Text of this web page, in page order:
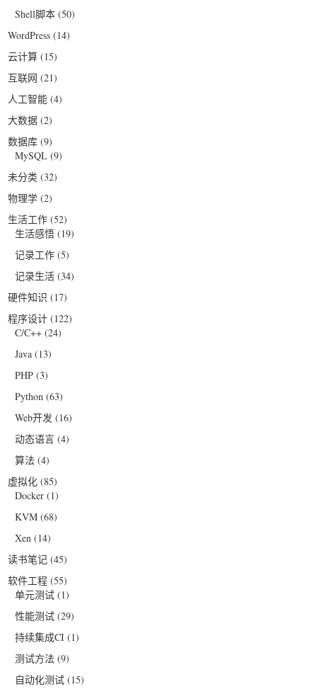
Shell脚本 (50)
WordPress (14)
云计算 (15)
互联网 (21)
人工智能 (4)
大数据 (2)
数据库 (9)
MySQL (9)
未分类 (32)
物理学 (2)
生活工作 (52)
生活感悟 (19)
记录工作 (5)
记录生活 (34)
硬件知识 (17)
程序设计 (122)
C/C++ (24)
Java (13)
PHP (3)
Python (63)
Web开发 (16)
动态语言 (4)
算法 (4)
虚拟化 (85)
Docker (1)
KVM (68)
Xen (14)
读书笔记 (45)
软件工程 (55)
单元测试 (1)
性能测试 (29)
持续集成CI (1)
测试方法 (9)
自动化测试 (15)